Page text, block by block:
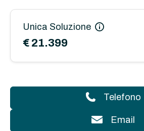
Unica Soluzione
€ 21.399
Telefono
Email